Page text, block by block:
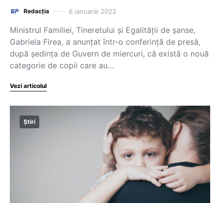
Redacția 6 ianuarie 2022
Ministrul Familiei, Tineretului și Egalității de șanse,
Gabriela Firea, a anunțat într-o conferință de presă,
după ședința de Guvern de miercuri, că există o nouă
categorie de copii care au…
Vezi articolul
Știri